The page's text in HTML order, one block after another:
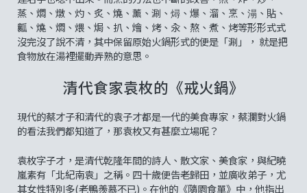
蒸、燜、燉、灼、炙、燒、薰、涮、燖、爆、溜、烹、溻、貼、
瓤、燒、燜、煨、焗、扒、燴、烤、汆、熬、煮、烤等形形式式
沒完沒了說不清，其中保留原始火鍋形式的便是「涮」， 就是把
食物放在湯裡擺動弄熟的意思。
清代食家袁枚的《戒火鍋》
現代的蔡才子和清代的袁子才都是一代的美食專家，蔡瀾對火鍋
的看法我們都知道了，那袁枚又有甚麼立場呢？
袁枚字子才，是清代乾隆年間的詩人、散文家、美食家，與紀曉
嵐素有「北紀南袁」之稱。四十歲便告老歸田，並廣收弟子，尤
其女性特別多(老鴨羨慕不已)。在他的《隨園食單》中，他指出